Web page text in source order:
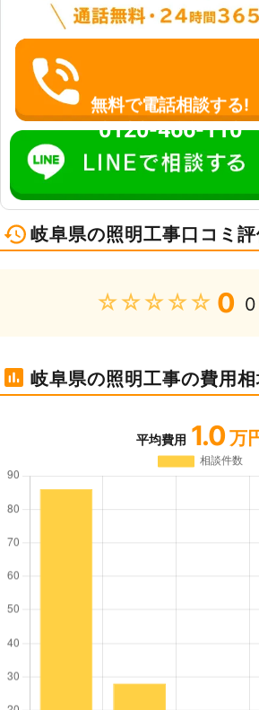
無料で電話相談する!
0120-466-110
岐阜県の照明工事口コミ
★★★★★ 0
岐阜県の照明工事の費用
平均費用 1.0 万